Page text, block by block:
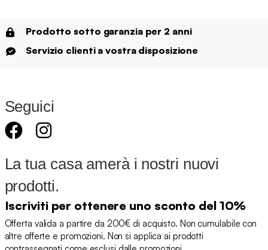
Prodotto sotto garanzia per 2 anni
Servizio clienti a vostra disposizione
Seguici
La tua casa amerà i nostri nuovi
prodotti.
Iscriviti per ottenere uno sconto del 10%
Offerta valida a partire da 200€ di acquisto. Non cumulabile con
altre offerte e promozioni. Non si applica ai prodotti